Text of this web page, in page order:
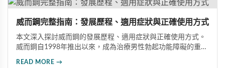
威而鋼完整指南：發展歷程、適用症狀與正確使用方式
本文深入探討威而鋼的發展歷程、適用症狀與正確使用方式。
威而鋼自1998年推出以來，成為治療男性勃起功能障礙的重要
READ MORE →